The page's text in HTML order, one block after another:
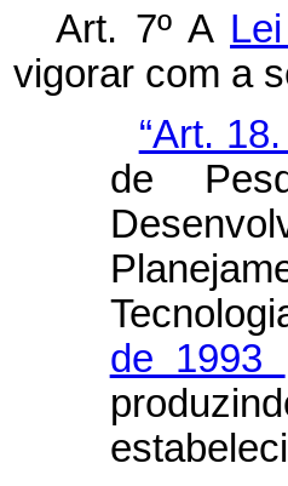
Art. 7º A
vigorar com a
“Art. 18.
de
de 1993